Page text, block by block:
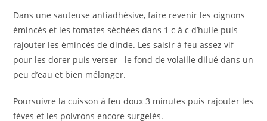
Dans une sauteuse antiadhésive, faire revenir les oignons
émincés et les tomates séchées dans 1 c à c d’huile puis
rajouter les émincés de dinde. Les saisir à feu assez vif
pour les dorer puis verser le fond de volaille dilué dans un
peu d’eau et bien mélanger.
Poursuivre la cuisson à feu doux 3 minutes puis rajouter les
fèves et les poivrons encore surgelés.